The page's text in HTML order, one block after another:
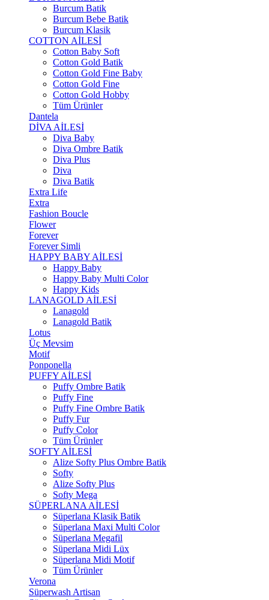
Burcum Batik
Burcum Bebe Batik
Burcum Klasik
COTTON AİLESİ
Cotton Baby Soft
Cotton Gold Batik
Cotton Gold Fine Baby
Cotton Gold Fine
Cotton Gold Hobby
Tüm Ürünler
Dantela
DİVA AİLESİ
Diva Baby
Diva Ombre Batik
Diva Plus
Diva
Diva Batik
Extra Life
Extra
Fashion Boucle
Flower
Forever
Forever Simli
HAPPY BABY AİLESİ
Happy Baby
Happy Baby Multi Color
Happy Kids
LANAGOLD AİLESİ
Lanagold
Lanagold Batik
Lotus
Üç Mevsim
Motif
Ponponella
PUFFY AİLESİ
Puffy Ombre Batik
Puffy Fine
Puffy Fine Ombre Batik
Puffy Fur
Puffy Color
Tüm Ürünler
SOFTY AİLESİ
Alize Softy Plus Ombre Batik
Softy
Alize Softy Plus
Softy Mega
SÜPERLANA AİLESİ
Süperlana Klasik Batik
Süperlana Maxi Multi Color
Süperlana Megafil
Süperlana Midi Lüx
Süperlana Midi Motif
Tüm Ürünler
Verona
Süperwash Artisan